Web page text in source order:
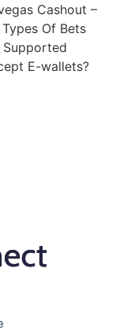
Cashout –
Of Bets
Supported
E-wallets?